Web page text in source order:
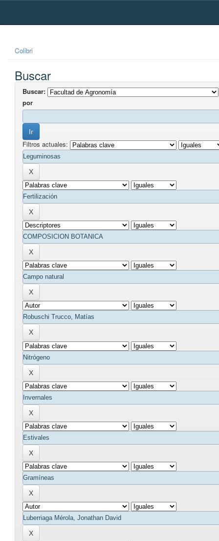
Skip
Colibri
Buscar
Buscar:
por
Filtros actuales: